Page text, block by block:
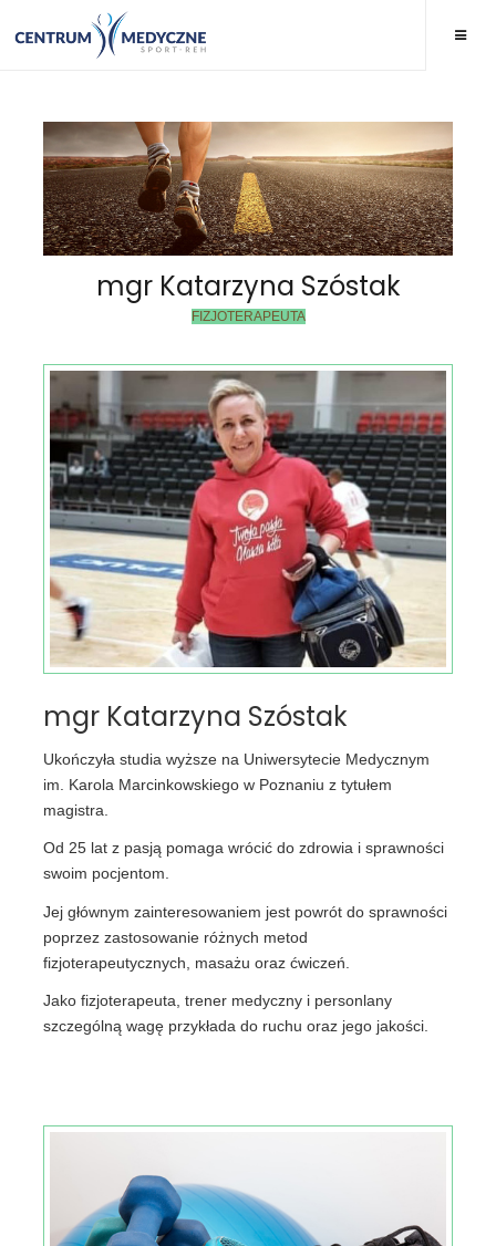
mgr Katarzyna Szóstak
FIZJOTERAPEUTA
mgr Katarzyna Szóstak
Ukończyła studia wyższe na Uniwersytecie Medycznym
im. Karola Marcinkowskiego w Poznaniu z tytułem
magistra.
Od 25 lat z pasją pomaga wrócić do zdrowia i sprawności
swoim pocjentom.
Jej głównym zainteresowaniem jest powrót do sprawności
poprzez zastosowanie różnych metod
fizjoterapeutycznych, masażu oraz ćwiczeń.
Jako fizjoterapeuta, trener medyczny i personlany
szczególną wagę przykłada do ruchu oraz jego jakości.